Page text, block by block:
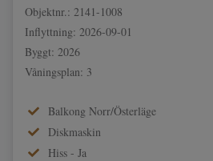
Objektnr.: 2141-1008
Inflyttning: 2026-09-01
Byggt: 2026
Våningsplan: 3
Balkong Norr/Österläge
Diskmaskin
Hiss - Ja